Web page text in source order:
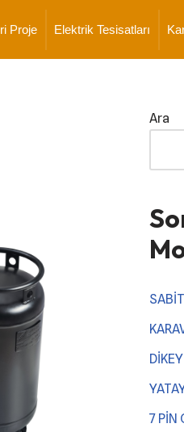
Proje Elektrik Tesisatları
Ara
7 PİN